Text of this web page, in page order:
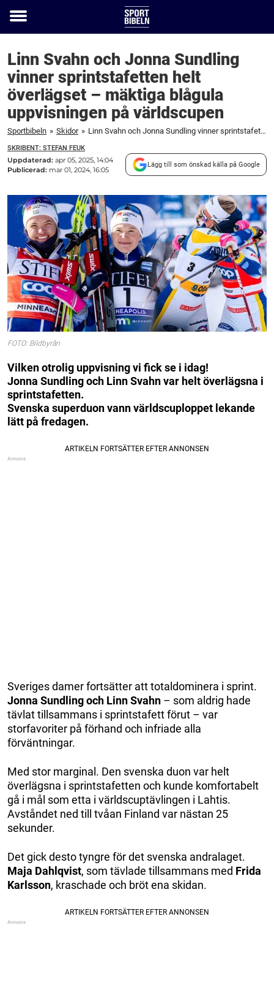
Toggle
Linn Svahn och Jonna Sundling
vinner sprintstafetten helt
överlägset – mäktiga blågula
uppvisningen på världscupen
Sportbibeln » Skidor » Linn Svahn och Jonna Sundling vinner sprintstafetten helt överlägset – mäktiga blågula uppvisningen på världscupen
SKRIBENT: STEFAN FEUK
Uppdaterad: apr 05, 2025, 14:04
Publicerad: mar 01, 2024, 16:05
Lägg till som önskad källa på Google
FOTO: Bildbyrån
Vilken otrolig uppvisning vi fick se i idag!
Jonna Sundling och Linn Svahn var helt överlägsna i
sprintstafetten.
Svenska superduon vann världscuploppet lekande
lätt på fredagen.
Sveriges damer fortsätter att totaldominera i sprint.
Jonna Sundling och Linn Svahn – som aldrig hade
tävlat tillsammans i sprintstafett förut – var
storfavoriter på förhand och infriade alla
förväntningar.
Med stor marginal. Den svenska duon var helt
överlägsna i sprintstafetten och kunde komfortabelt
gå i mål som etta i världscuptävlingen i Lahtis.
Avståndet ned till tvåan Finland var nästan 25
sekunder.
Det gick desto tyngre för det svenska andralaget.
Maja Dahlqvist, som tävlade tillsammans med Frida
Karlsson, kraschade och bröt ena skidan.